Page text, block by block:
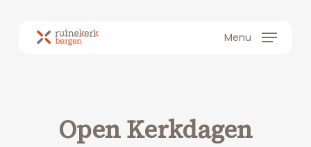
Menu
Open Kerkdagen